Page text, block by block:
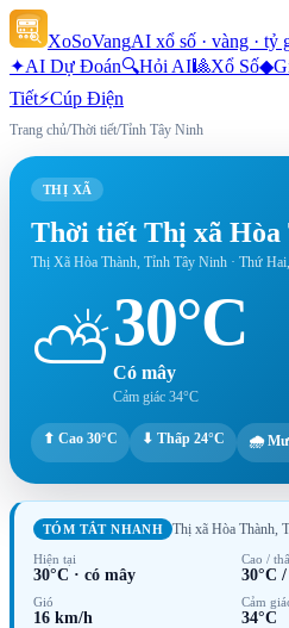
XoSoVangAI xổ số · vàng · tỷ
✦AI Dự Đoán🔍Hỏi AI🎱Xổ Số◆
Tiết⚡Cúp Điện
Trang chủ/Thời tiết/Tỉnh Tây Ninh
THỊ XÃ
Thời tiết Thị xã Hòa
Thị Xã Hòa Thành, Tỉnh Tây Ninh · Thứ
⛅30°C
Có mây
Cảm giác 34°C
⬆ Cao 30°C ⬇ Thấp 24°C 🌧
TÓM TẮT NHANH Thị xã Hòa Thành,
Hiện tại
30°C · có mây
Cao /
30°C /
Gió
16 km/h
Cảm
34°C